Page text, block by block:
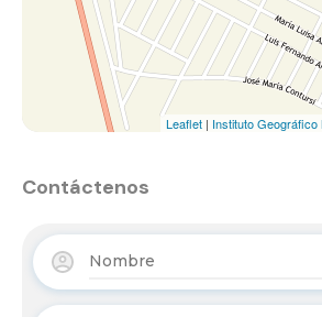
Leaflet | Instituto Geográfico
Contáctenos